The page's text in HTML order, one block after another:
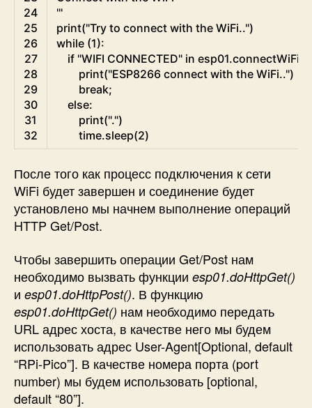
24
25
26
27
28
29
30
31
32
'''
print("Try to connect with the WiFi..")
while (1):
if "WIFI CONNECTED" in esp01.connectWiFi
print("ESP8266 connect with the WiFi..")
break;
else:
print(".")
time.sleep(2)
После того как процесс подключения к сети
WiFi будет завершен и соединение будет
установлено мы начнем выполнение операций
HTTP Get/Post.
Чтобы завершить операции Get/Post нам
необходимо вызвать функции esp01.doHttpGet()
и esp01.doHttpPost(). В функцию
esp01.doHttpGet() нам необходимо передать
URL адрес хоста, в качестве него мы будем
использовать адрес User-Agent[Optional, default
“RPi-Pico”]. В качестве номера порта (port
number) мы будем использовать [optional,
default “80”].